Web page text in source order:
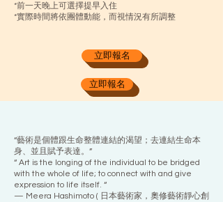
*前一天晚上可選擇提早入住
*實際時間將依團體動能，而視情況有所調整
立即報名
立即報名
“藝術是個體跟生命整體連結的渴望；去連結生命本
身、並且賦予表達。”
“ Art is the longing of the individual to be bridged
with the whole of life; to connect with and give
expression to life itself. “
— Meera Hashimoto ( 日本藝術家，奧修藝術靜心創